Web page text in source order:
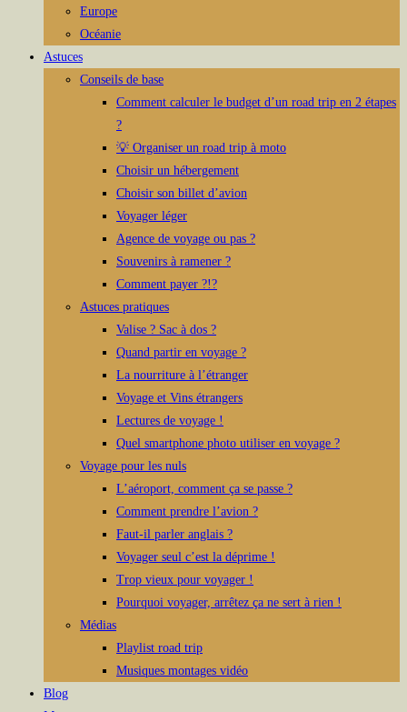
Europe
Océanie
Astuces
Conseils de base
Comment calculer le budget d’un road trip en 2 étapes
?
💡 Organiser un road trip à moto
Choisir un hébergement
Choisir son billet d’avion
Voyager léger
Agence de voyage ou pas ?
Souvenirs à ramener ?
Comment payer ?!?
Astuces pratiques
Valise ? Sac à dos ?
Quand partir en voyage ?
La nourriture à l’étranger
Voyage et Vins étrangers
Lectures de voyage !
Quel smartphone photo utiliser en voyage ?
Voyage pour les nuls
L’aéroport, comment ça se passe ?
Comment prendre l’avion ?
Faut-il parler anglais ?
Voyager seul c’est la déprime !
Trop vieux pour voyager !
Pourquoi voyager, arrêtez ça ne sert à rien !
Médias
Playlist road trip
Musiques montages vidéo
Blog